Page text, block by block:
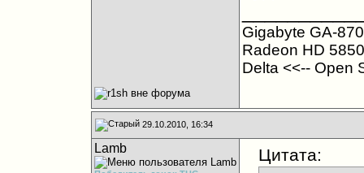
Gigabyte GA-
Radeon HD
Delta <<-- Open
29.10.2010, 16:34
Lamb Цитата: